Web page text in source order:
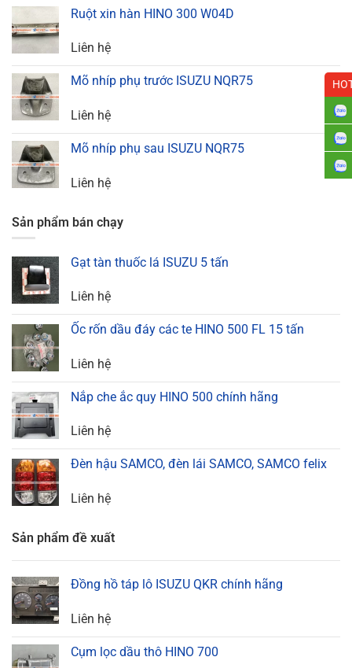
Ruột xin hàn HINO 300 W04D
Liên hệ
Mõ nhíp phụ trước ISUZU NQR75
Liên hệ
Mõ nhíp phụ sau ISUZU NQR75
Liên hệ
Sản phẩm bán chạy
Gạt tàn thuốc lá ISUZU 5 tấn
Liên hệ
Ốc rốn dầu đáy các te HINO 500 FL 15 tấn
Liên hệ
Nắp che ắc quy HINO 500 chính hãng
Liên hệ
Đèn hậu SAMCO, đèn lái SAMCO, SAMCO felix
Liên hệ
Sản phẩm đề xuất
Đồng hồ táp lô ISUZU QKR chính hãng
Liên hệ
Cụm lọc dầu thô HINO 700